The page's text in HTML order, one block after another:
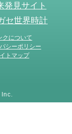
発見サイト
セ世界時計
クについて
シーポリシー
トマップ